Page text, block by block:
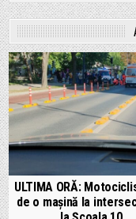
ULTIMA ORĂ:
de o mașină la